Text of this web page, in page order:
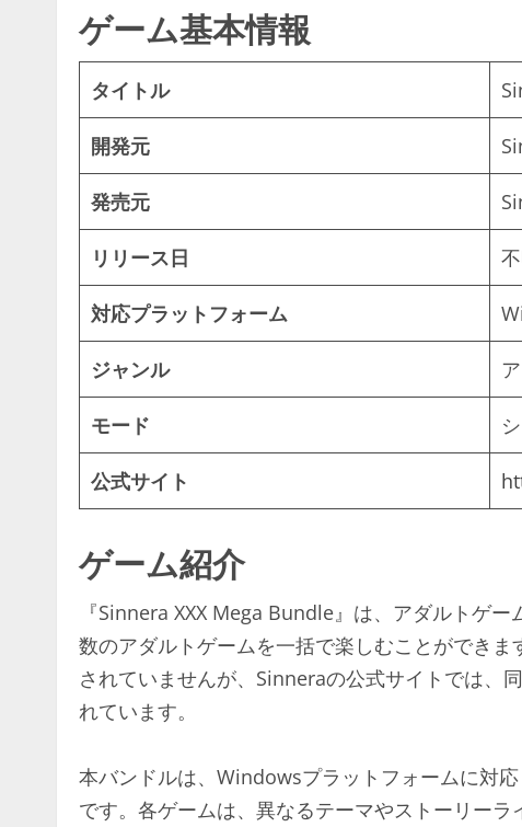
ゲーム基本情報
タイトル
開発元
発売元
リリース日
対応プラットフォーム
ジャンル
モード
公式サイト
ゲーム紹介
『Sinnera XXX Mega Bundle』は、アダルトゲ
数のアダルトゲームを一括で楽しむことができ
されていませんが、Sinneraの公式サイトでは、
れています。
本バンドルは、Windowsプラットフォームに対
です。各ゲームは、異なるテーマやストーリー